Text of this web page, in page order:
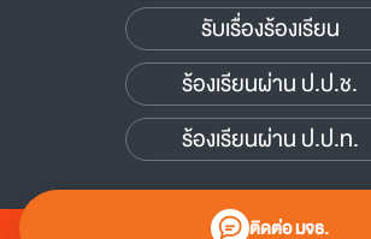
ติดต่อ มจธ.
รับเรื่องร้องเรียน
ร้องเรียนผ่าน ป.ป.ช.
ร้องเรียนผ่าน ป.ป.ท.